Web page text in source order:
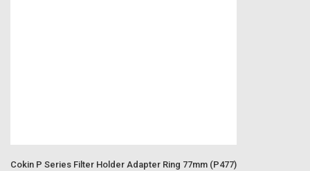
Cokin P Series Filter Holder Adapter Ring 77mm (P477)